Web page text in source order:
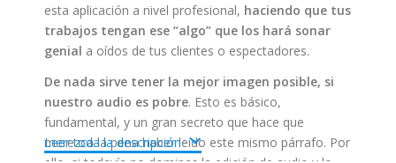
esta aplicación a nivel profesional, haciendo que tus
trabajos tengan ese “algo” que los hará sonar
genial a oídos de tus clientes o espectadores.
De nada sirve tener la mejor imagen posible, si
nuestro audio es pobre. Esto es básico,
fundamental, y un gran secreto que hace que
merezca la pena haber leído este mismo párrafo. Por
Leer toda la descripción